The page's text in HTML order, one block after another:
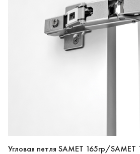
Угловая петля SAMET 165гр/